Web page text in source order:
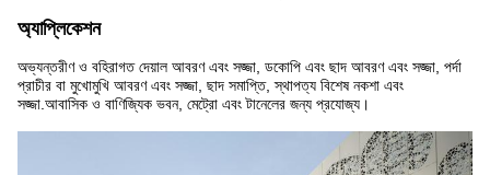
অ্যাপ্লিকেশন
অভ্যন্তরীণ ও বহিরাগত দেয়াল আবরণ এবং সজ্জা, ডকোপি এবং ছাদ আবরণ এবং সজ্জা, পর্দা
প্রাচীর বা মুখোমুখি আবরণ এবং সজ্জা, ছাদ সমাপ্তি, স্থাপত্য বিশেষ নকশা এবং
সজ্জা.আবাসিক ও বাণিজ্যিক ভবন, মেট্রো এবং টানেলের জন্য প্রযোজ্য।